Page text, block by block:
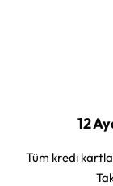
12
Tüm kredi